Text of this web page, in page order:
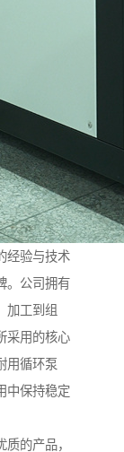
经验与技术
。公司拥有
加工到组
采用的核心
用循环泵
中保持稳定
的产品，